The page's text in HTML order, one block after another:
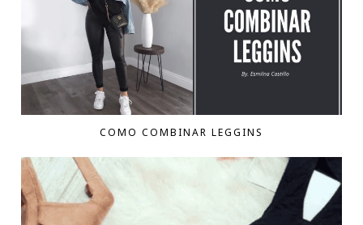
COMO COMBINAR LEGGINS